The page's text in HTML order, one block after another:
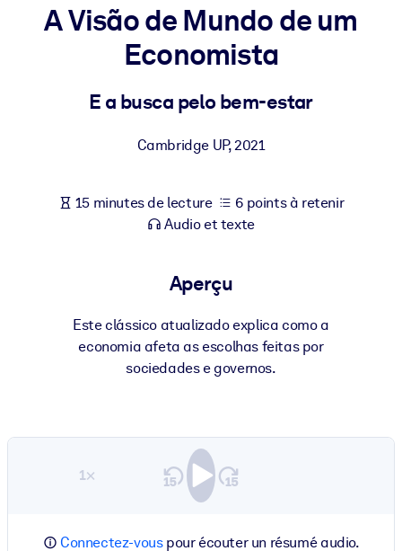
Intégrez des connaissances vérifiées et concises dans votre
Enrichissez votre bibliothèque d'entreprise avec des
commerciales fiables et prêtes à l'emploi.
Alimentez vos systèmes d'IA avec des connaissances fiables et
structurées pour améliorer les résultats.
A Visão de Mundo de um
Economista
E a busca pelo bem-estar
Cambridge UP,2021
15 minutes de lecture
6 points à retenir
Audio et texte
Aperçu
Este clássico atualizado explica como a
economia afeta as escolhas feitas por
sociedades e governos.
1×
Connectez-vouspour écouter un résumé audio.